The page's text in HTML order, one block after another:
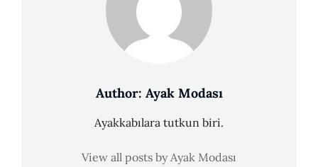
Author: Ayak Modası
Ayakkabılara tutkun biri.
View all posts by Ayak Modası